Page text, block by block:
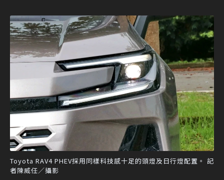
Toyota RAV4 PHEV採用同樣科技感十足的頭燈及日行燈配置。 記
者陳威任／攝影